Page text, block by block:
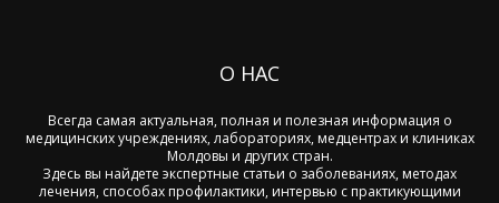
О НАС
Всегда самая актуальная, полная и полезная информация о
медицинских учреждениях, лабораториях, медцентрах и клиниках
Молдовы и других стран.
Здесь вы найдете экспертные статьи о заболеваниях, методах
лечения, способах профилактики, интервью с практикующими